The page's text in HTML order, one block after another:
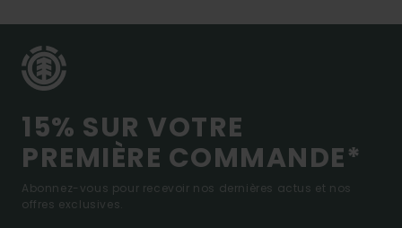
15% SUR VOTRE
PREMIÈRE COMMANDE*
Abonnez-vous pour recevoir nos dernières actus et nos
offres exclusives.